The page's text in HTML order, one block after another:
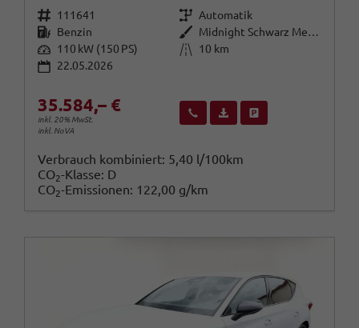
Fahrzeugnr. 111641 Getriebe Automatik
Kraftstoff Benzin Außenfarbe
Midnight Schwarz Metallic
Leistung 110 kW (150 PS) Kilometerstand
10 km
22.05.2026
35.584,– €
inkl. 20% MwSt.
inkl. NoVA
Wir rufen Sie anFahrzeugexposé (PDF)
Verbrauch kombiniert: 5,40 l/100km
CO2-Klasse: D
CO2-Emissionen: 122,00 g/km